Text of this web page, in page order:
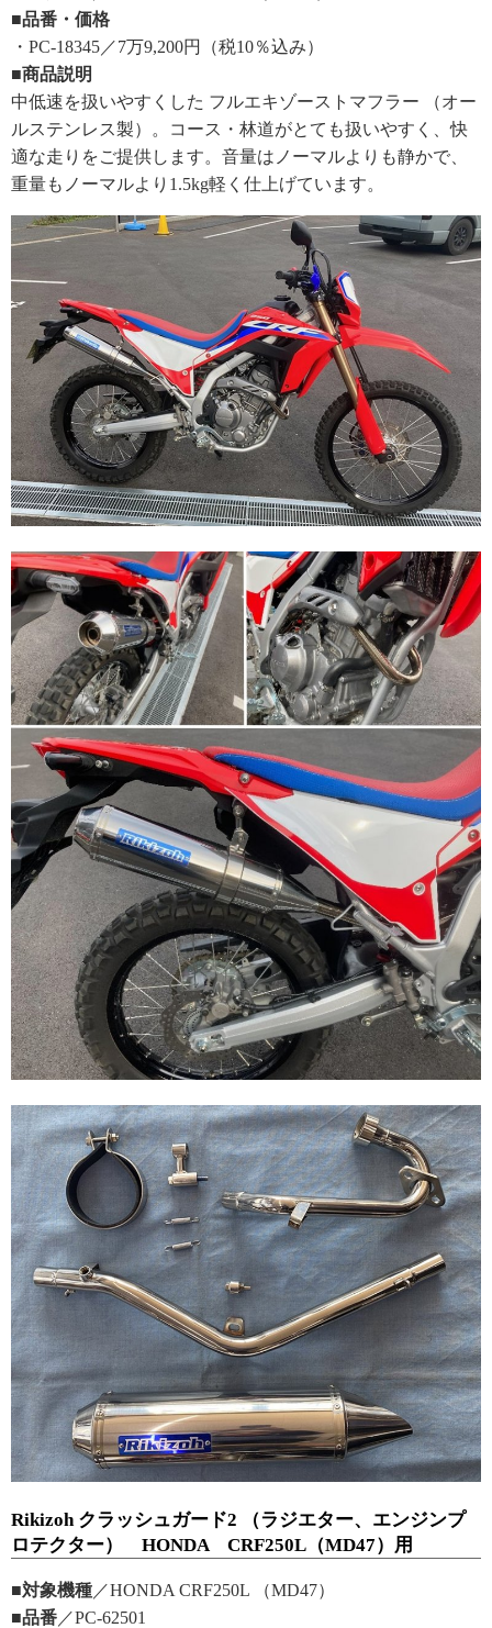
■品番・ 価格
・PC-18345／7万9,200円（税10％込み）
■商品説明
中低速を扱いやすくした フルエキゾーストマフラー （オー
ルステンレス製）。コース・林道がとても扱いやすく、快
適な走りをご提供します。音量はノーマルよりも静かで、
重量もノーマルより1.5kg軽く仕上げています。
Rikizoh クラッシュガード2 （ラジエター、エンジンプ
ロテクター） HONDA CRF250L（MD47）用
■対象機種 ／HONDA CRF250L （MD47）
■品番 ／PC-62501